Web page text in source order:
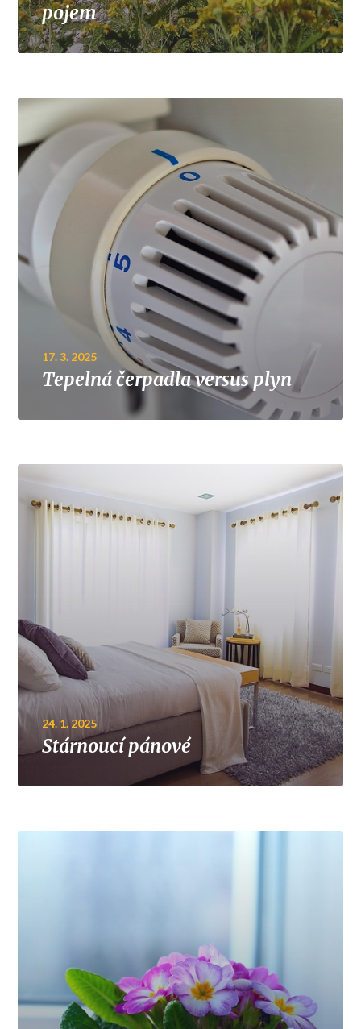
pojem
17. 3. 2025
Tepelná čerpadla versus plyn
24. 1. 2025
Stárnoucí pánové